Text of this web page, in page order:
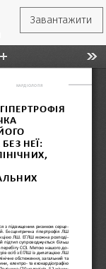
Завантажити